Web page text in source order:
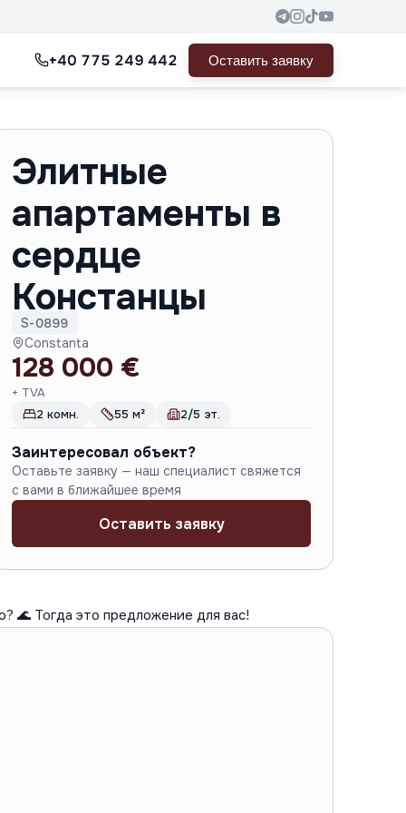
+40 775 249 442 Оставить заявку
Элитные
апартаменты в
сердце
Констанцы
S-0899
Constanta
128 000 €
+ TVA
2 комн.
55 м² 2/5 эт.
Заинтересовал объект?
Оставьте заявку — наш специалист свяжется
с вами в ближайшее время
Оставить заявку
🌊 Тогда это предложение для вас!